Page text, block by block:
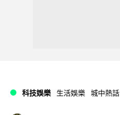
科技娛樂 生活娛樂 城中熱話